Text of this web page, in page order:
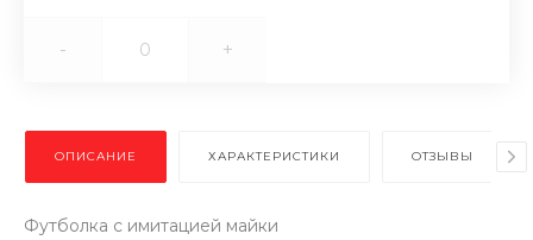
- +
ОПИСАНИЕ ХАРАКТЕРИСТИКИ ОТЗЫВЫ
Футболка с имитацией майки